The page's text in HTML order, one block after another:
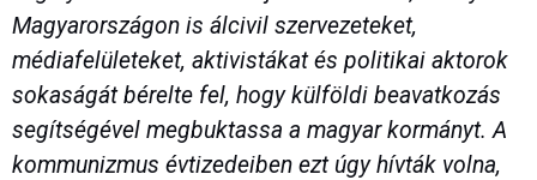
Magyarországon is álcivil szervezeteket,
médiafelületeket, aktivistákat és politikai aktorok
sokaságát bérelte fel, hogy külföldi beavatkozás
segítségével megbuktassa a magyar kormányt. A
kommunizmus évtizedeiben ezt úgy hívták volna,